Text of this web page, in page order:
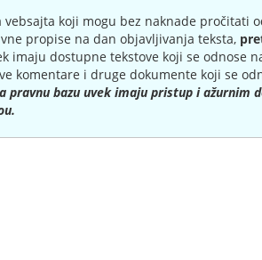
vebsajta koji mogu bez naknade pročitati
propise na dan objavljivanja teksta,
imaju dostupne tekstove koji se odnose
komentare i druge dokumente koji se
bazu uvek imaju pristup i ažurnim